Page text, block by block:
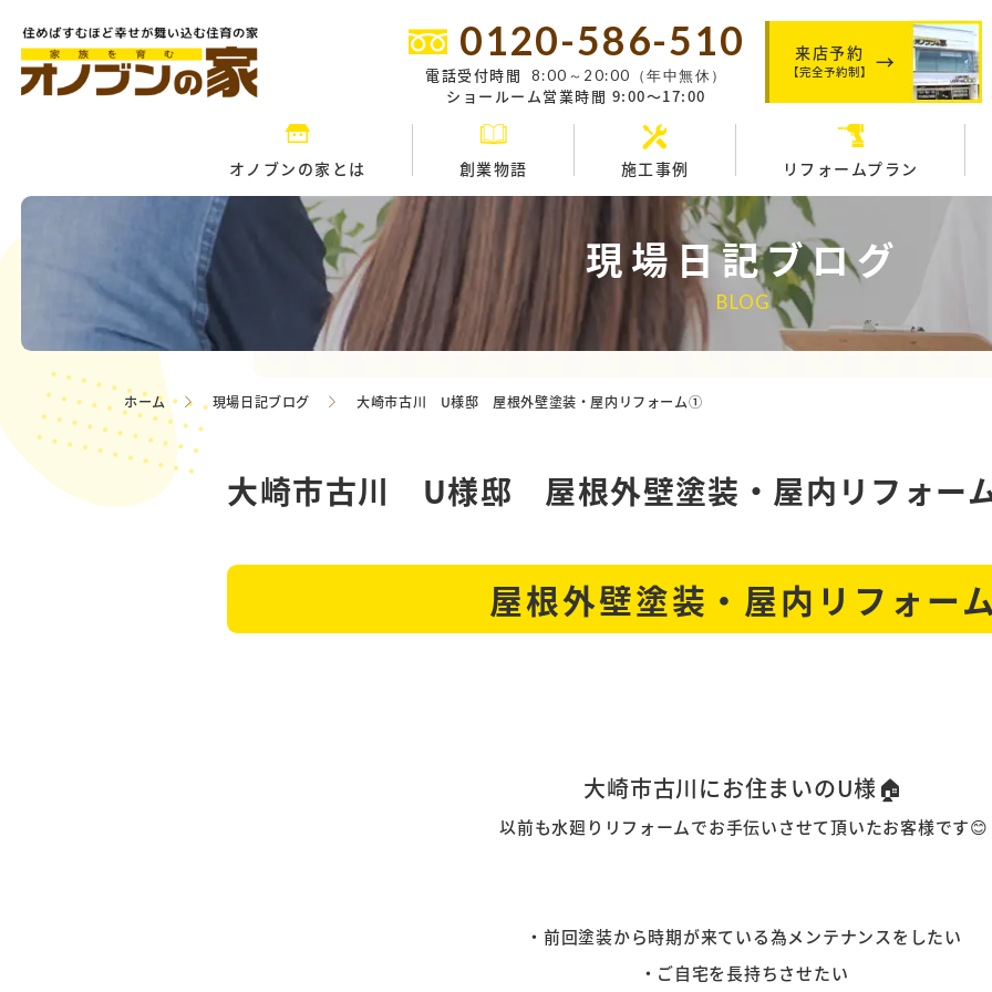
0120-586-510
電話受付時間 8:00～20:00（年中無休）
ショールーム営業時間 9:00～17:00
来店予約
【完全予約制】
オノブンの家とは 創業物語 施工事例 リフォームプラン
現場日記ブログ
BLOG
ホーム 現場日記ブログ 大崎市古川 U様邸 屋根外壁塗装・屋内リフォーム①
大崎市古川 U様邸 屋根外壁塗装・屋内リフォー
屋根外壁塗装・屋内リフォー
大崎市古川にお住まいのU様 🏠
以前も水廻りリフォームでお手伝いさせて頂いたお客様です😊
・前回塗装から時期が来ている為メンテナンスをしたい
・ご自宅を長持ちさせたい